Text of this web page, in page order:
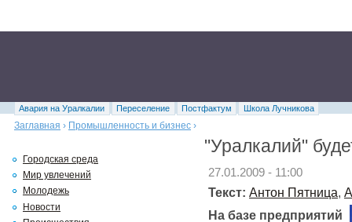
Авария на Уралкалии Переселение Постфактум
Школа Лучникова
Заглавная › Промышленность и бизнес ›
"Уралкалий"
27.01.2009 - 11:00
Текст: Антон Пятница,
На базе предприятий
Городская среда
Мир увлечений
Молодежь
Новости